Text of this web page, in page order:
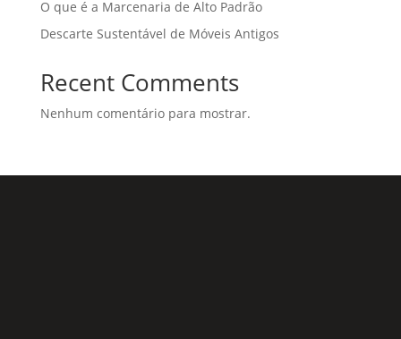
O que é a Marcenaria de Alto Padrão
Descarte Sustentável de Móveis Antigos
Recent Comments
Nenhum comentário para mostrar.